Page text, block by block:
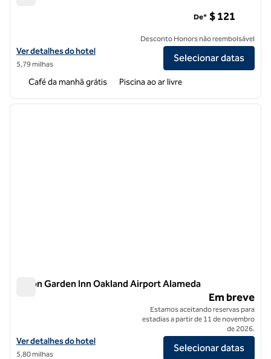
Exibir detalhes do hotel Hampton Inn & Suites Oakland Airport-
Ver detalhes do hotel
5,79 milhas
De* $ 121
Desconto Honors não reembolsável
Selecionar datas
Café da manhã grátis Piscina ao ar livre
1 de 8
Hilton Garden Inn Oakland Airport Alameda
Exibir detalhes do hotel Hilton Garden Inn Oakland Airport Alameda
Ver detalhes do hotel
5,80 milhas
Em breve
Estamos aceitando reservas para
estadias a partir de 11 de novembro
de 2026.
Selecionar datas